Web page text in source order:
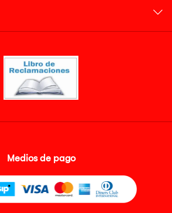
Medios de pago